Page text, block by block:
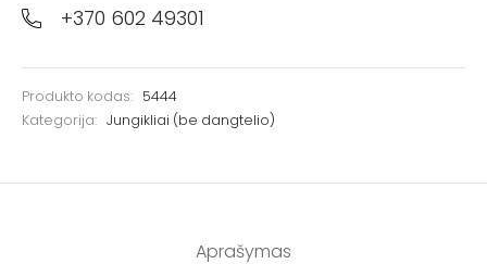
+370 602 49301
Produkto kodas: 5444
Kategorija: Jungikliai (be dangtelio)
Aprašymas